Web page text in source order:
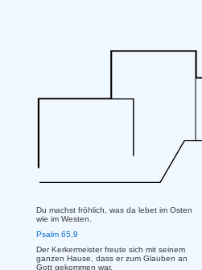
Du machst fröhlich, was da lebet im Osten
wie im Westen.
Psalm 65,9
Der Kerkermeister freute sich mit seinem
ganzen Hause, dass er zum Glauben an
Gott gekommen war.